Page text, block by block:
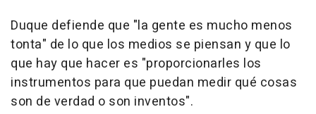
Duque defiende que "la gente es mucho menos
tonta" de lo que los medios se piensan y que lo
que hay que hacer es "proporcionarles los
instrumentos para que puedan medir qué cosas
son de verdad o son inventos".